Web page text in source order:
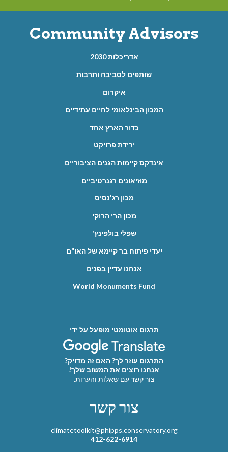
Community Advisors
אדריכלות 2030
שותפים לסביבה ותרבות
איקרום
המכון הבינלאומי לחיים עתידיים
כדור הארץ אחד
ירידת פרויקט
אינדקס קיימות הגנים הציבוריים
מוזיאונים רגנרטיביים
מכון רג'נסיס
מכון הרי הרוקי
שפלי בולפינץ'
יעדי פיתוח בר קיימא של האו"ם
אנחנו עדיין בפנים
World Monuments Fund
תרגום אוטומטי מופעל על ידי
התרגום עוזר לך? האם זה מדויק?
אנחנו רוצים את המשוב שלך!
צור קשר עם שאלות והערות.
צור קשר
climatetoolkit@phipps.conservatory.org
412-622-6914